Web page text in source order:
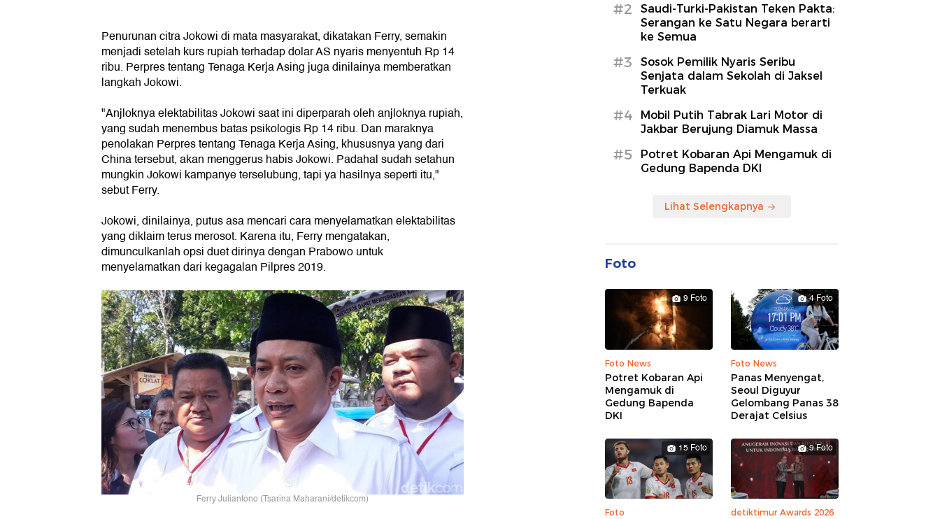
Penurunan citra Jokowi di mata masyarakat, dikatakan Ferry, semakin
menjadi setelah kurs rupiah terhadap dolar AS nyaris menyentuh Rp 14
ribu. Perpres tentang Tenaga Kerja Asing juga dinilainya memberatkan
langkah Jokowi.
"Anjloknya elektabilitas Jokowi saat ini diperparah oleh anjloknya rupiah,
yang sudah menembus batas psikologis Rp 14 ribu. Dan maraknya
penolakan Perpres tentang Tenaga Kerja Asing, khususnya yang dari
China tersebut, akan menggerus habis Jokowi. Padahal sudah setahun
mungkin Jokowi kampanye terselubung, tapi ya hasilnya seperti itu,"
sebut Ferry.
Jokowi, dinilainya, putus asa mencari cara menyelamatkan elektabilitas
yang diklaim terus merosot. Karena itu, Ferry mengatakan,
dimunculkanlah opsi duet dirinya dengan Prabowo untuk
menyelamatkan dari kegagalan Pilpres 2019.
Ferry Juliantono (Tsarina Maharani/detikcom)
#2
Saudi-Turki-Pakistan Teken Pakta:
Serangan ke Satu Negara berarti
ke Semua
#3
Sosok Pemilik Nyaris Seribu
Senjata dalam Sekolah di Jaksel
Terkuak
#4
Mobil Putih Tabrak Lari Motor di
Jakbar Berujung Diamuk Massa
#5
Potret Kobaran Api Mengamuk di
Gedung Bapenda DKI
Lihat Selengkapnya
Foto
9 Foto
Foto News
Potret Kobaran Api
Mengamuk di
Gedung Bapenda
DKI
4 Foto
Foto News
Panas Menyengat,
Seoul Diguyur
Gelombang Panas 38
Derajat Celsius
15 Foto
Foto
9 Foto
detiktimur Awards 2026